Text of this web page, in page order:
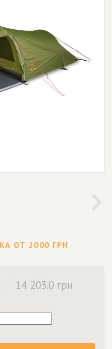
ОТ 2000 ГРН
14 203.0 грн